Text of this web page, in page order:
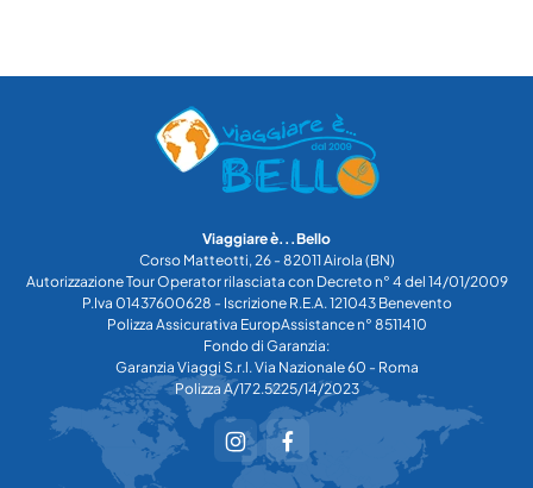
Viaggiare è...Bello
Corso Matteotti, 26 - 82011 Airola (BN)
Autorizzazione Tour Operator rilasciata con Decreto n° 4 del 14/01/2009
P.Iva 01437600628 - Iscrizione R.E.A. 121043 Benevento
Polizza Assicurativa EuropAssistance n° 8511410
Fondo di Garanzia:
Garanzia Viaggi S.r.l. Via Nazionale 60 - Roma
Polizza A/172.5225/14/2023